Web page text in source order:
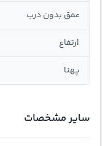
عمق بدون درب
ارتفاع
پهنا
سایر مشخصات